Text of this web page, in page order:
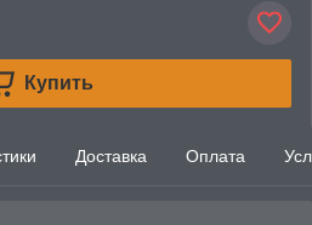
Купить
Доставка Оплата